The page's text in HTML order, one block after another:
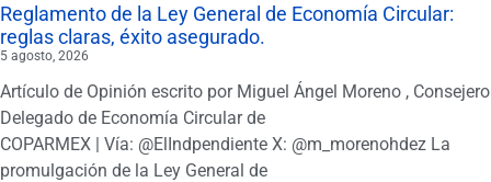
Reglamento de la Ley General de Economía Circular:
reglas claras, éxito asegurado.
5 agosto, 2026
Artículo de Opinión escrito por Miguel Ángel Moreno , Consejero
Delegado de Economía Circular de
COPARMEX | Vía: @ElIndpendiente X: @m_morenohdez La
promulgación de la Ley General de